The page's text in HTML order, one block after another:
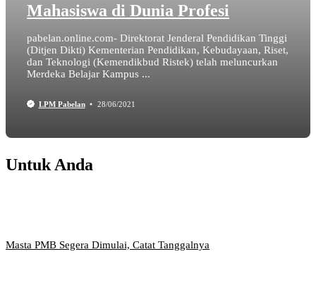
Mahasiswa di Dunia Profesi
pabelan.online.com- Direktorat Jenderal Pendidikan Tinggi
(Ditjen Dikti) Kementerian Pendidikan, Kebudayaan, Riset,
dan Teknologi (Kemendikbud Ristek) telah meluncurkan
Merdeka Belajar Kampus ...
LPM Pabelan 28/06/2021
Untuk Anda
Masta PMB Segera Dimulai, Catat Tanggalnya